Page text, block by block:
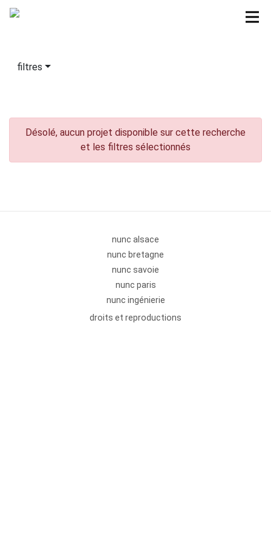
filtres
Désolé, aucun projet disponible sur cette recherche
et les filtres sélectionnés
nunc alsace
nunc bretagne
nunc savoie
nunc paris
nunc ingénierie
droits et reproductions